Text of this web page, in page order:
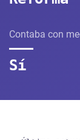
Contaba con
Sí